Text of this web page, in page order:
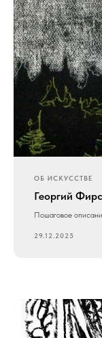
ОБ ИСКУССТВЕ
Георгий
Пошаговое
29.12.2025